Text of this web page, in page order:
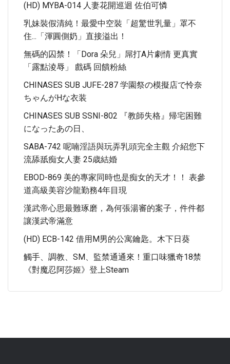
(HD) MYBA-014 人妻花開巡迴 佐伯可憐
乳妹裝假清純！最愛中空裝「超驚世乳量」罩不
住...「渾圓側奶」直接溢出！
無碼的囚禁！「Dora 朵兒」屌打A片劇情 更真實
「露點淩辱」 戲碼 回饋粉絲
CHINASES SUB JUFE-287 学園祭の模擬店で怜奈
ちゃんがHな衣装
CHINASES SUB SSNI-802 『教師失格』帰宅困難
になったあの日、
SABA-742 呢喃淫語與玩弄乳頭完全主觀 介紹您下
流舔舐痴女人妻 25歳結婚
EBOD-869 美的專家同時也是痴女的天才！！ 表參
道高級美容沙龍勤務4年目現
漢武帝心思最難琢磨，為何張湯審的案子，件件都
讓漢武帝滿意
(HD) ECB-142 借用M男的公寓鑰匙。木下日葵
觸手、調教、SM、監禁通通來！重口味獵奇18禁
《對魔忍阿莎姬》登上Steam